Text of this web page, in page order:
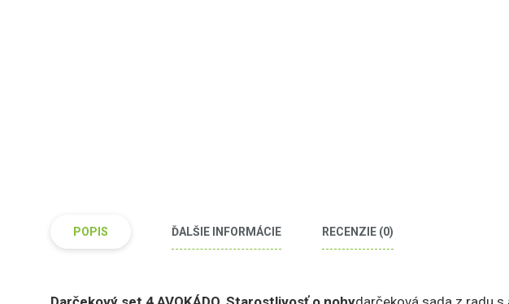
POPIS ĎALŠIE INFORMÁCIE RECENZIE (0)